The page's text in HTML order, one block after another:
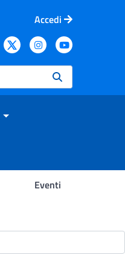
Accedi
Eventi